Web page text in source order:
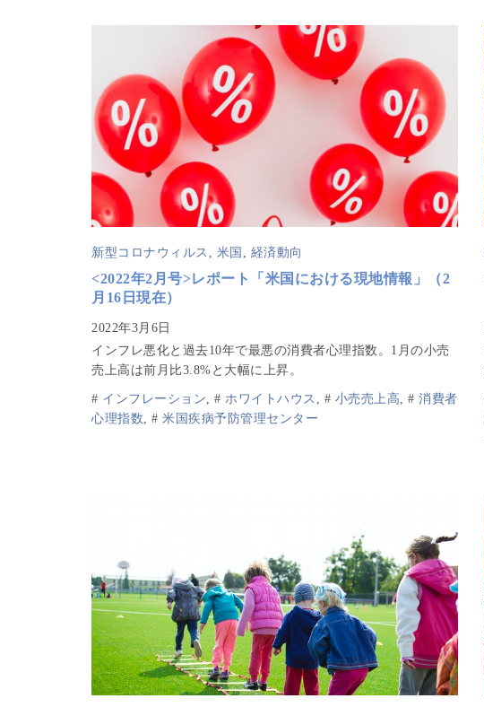
新型コロナウィルス , 米国 , 経済動向
<2022年2月号>レポート「米国における現地情報」（2
月16日現在）
インフレ悪化と過去10年で最悪の消費者心理指数。1月の小売
売上高は前月比3.8%と大幅に上昇。
# インフレーション, # ホワイトハウス , # 小売売上高, # 消費者
心理指数, # 米国疾病予防管理センター